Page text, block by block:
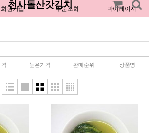
회원가입 주문조회 마이페이지
천사돌산갓김치
격 높은가격 판매순위 상품명